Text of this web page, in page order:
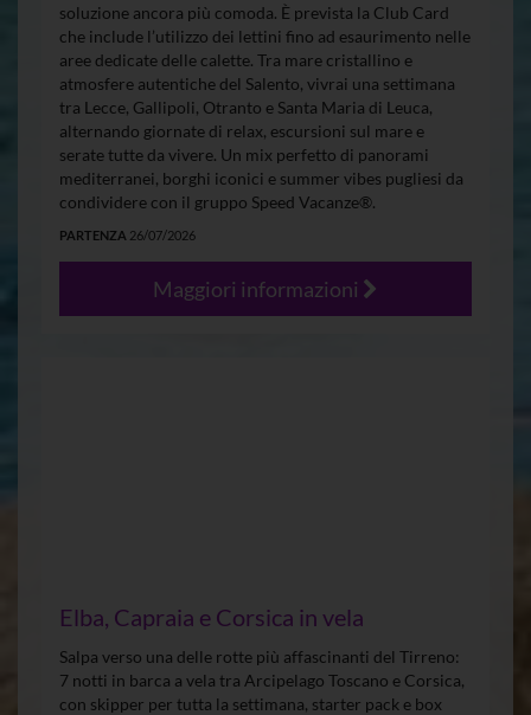
soluzione ancora più comoda. È prevista la Club Card
che include l’utilizzo dei lettini fino ad esaurimento nelle
aree dedicate delle calette. Tra mare cristallino e
atmosfere autentiche del Salento, vivrai una settimana
tra Lecce, Gallipoli, Otranto e Santa Maria di Leuca,
alternando giornate di relax, escursioni sul mare e
serate tutte da vivere. Un mix perfetto di panorami
mediterranei, borghi iconici e summer vibes pugliesi da
condividere con il gruppo Speed Vacanze®.
PARTENZA 26/07/2026
Maggiori informazioni
Elba, Capraia e Corsica in vela
Salpa verso una delle rotte più affascinanti del Tirreno:
7 notti in barca a vela tra Arcipelago Toscano e Corsica,
con skipper per tutta la settimana, starter pack e box